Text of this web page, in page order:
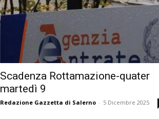
Scadenza Rottamazione-quater
martedì 9
Redazione Gazzetta di Salerno - 5 Dicembre 2025